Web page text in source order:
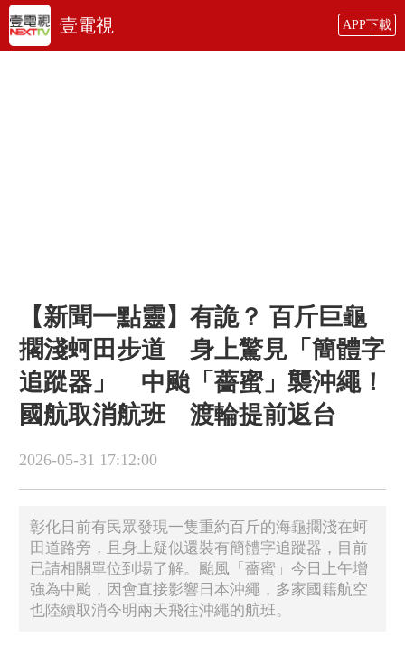
壹電視 APP下載
【新聞一點靈】有詭？ 百斤巨龜
擱淺蚵田步道 身上​驚見「簡體字
追蹤器」 中颱「薔蜜」襲沖繩！
國航取消航班 渡輪提前返台
2026-05-31 17:12:00
​彰化日前有民眾發現一隻重約百斤的海龜擱淺在蚵
田道路旁，且身上疑似還裝有簡體字追蹤器，目前
已請相關單位到場了解。颱風「薔蜜」今日上午增
強為中颱，因會直接影響日本沖繩，多家國籍航空
也陸續取消今明兩天飛往沖繩的航班。